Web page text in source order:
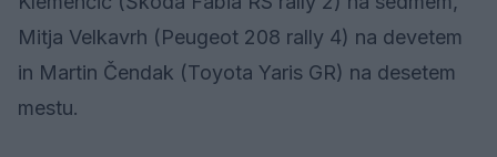
Mitja Velkavrh (Peugeot 208 rally 4) na devetem
in Martin Čendak (Toyota Yaris GR) na desetem
mestu.